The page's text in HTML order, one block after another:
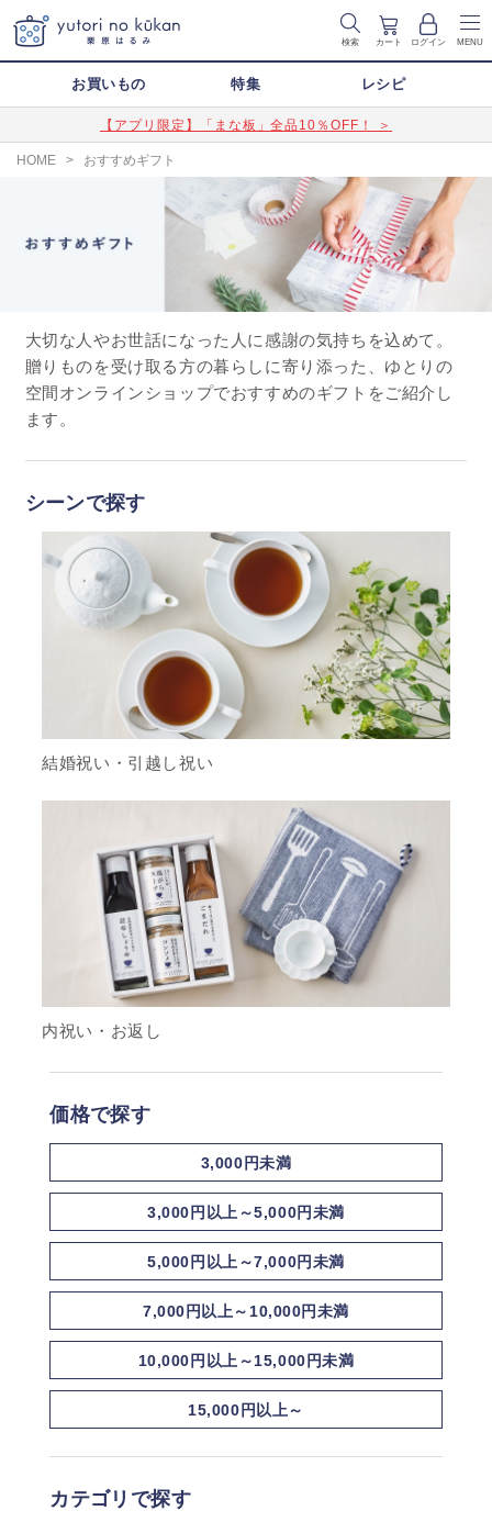
検索 カート ログイン MENU
お買いもの 特集 レシピ
【アプリ限定】「まな板」全品10％OFF！ ＞
HOME > おすすめギフト
大切な人やお世話になった人に感謝の気持ちを込めて。
贈りものを受け取る方の暮らしに寄り添った、ゆとりの
空間オンラインショップでおすすめのギフトをご紹介し
ます。
シーンで探す
結婚祝い・引越し祝い
内祝い・お返し
価格で探す
3,000円未満
3,000円以上～5,000円未満
5,000円以上～7,000円未満
7,000円以上～10,000円未満
10,000円以上～15,000円未満
15,000円以上～
カテゴリで探す